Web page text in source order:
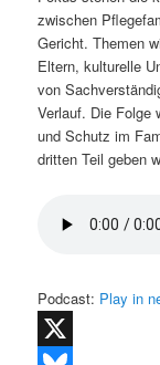
zwischen
Gericht. Themen
Eltern, kulturelle
von
Verlauf. Die Folge
und Schutz im
dritten Teil geben
Podcast: Play in